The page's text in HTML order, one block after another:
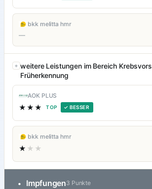
bkk melitta hmr
—
weitere Leistungen im Bereich
Früherkennung
AOK PLUS
★★★ TOP ✓ BESSER
bkk melitta hmr
★ ★★
• Impfungen3 Punkte